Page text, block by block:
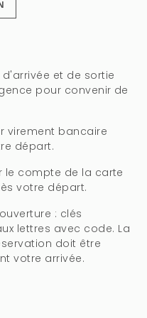
muy limpia y
dentro de casa,
idea poner
porque no las
manchas y por
d'arrivée et de sortie
pour convenir de
virement bancaire
départ.
le compte de la carte
votre départ.
: clés
lettres avec code. La
doit être
votre arrivée.